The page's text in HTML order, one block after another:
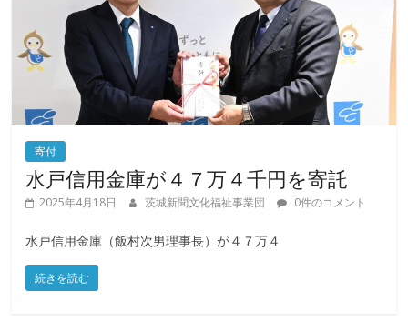
寄付
水戸信用金庫が４７万４千円を寄託
2025年4月18日 茨城新聞文化福祉事業団 0件のコメント
水戸信用金庫（飯村次男理事長）が４７万４
続きを読む